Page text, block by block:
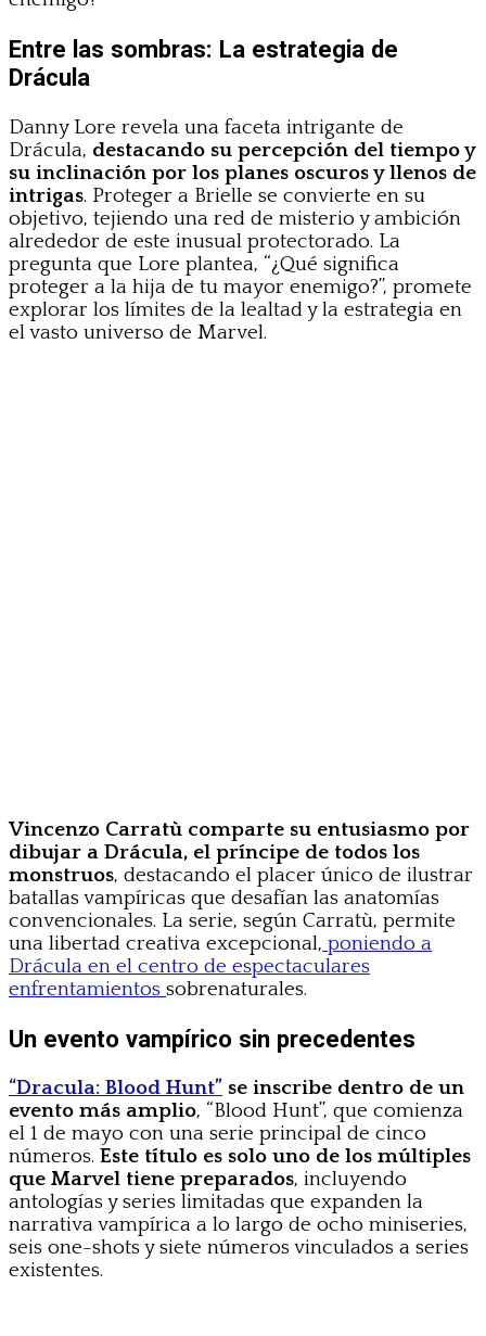
Entre las sombras: La estrategia de
Drácula
Danny Lore revela una faceta intrigante de
Drácula, destacando su percepción del tiempo y
su inclinación por los planes oscuros y llenos de
intrigas. Proteger a Brielle se convierte en su
objetivo, tejiendo una red de misterio y ambición
alrededor de este inusual protectorado. La
pregunta que Lore plantea, “¿Qué significa
proteger a la hija de tu mayor enemigo?”, promete
explorar los límites de la lealtad y la estrategia en
el vasto universo de Marvel.
Vincenzo Carratù comparte su entusiasmo por
dibujar a Drácula, el príncipe de todos los
monstruos, destacando el placer único de ilustrar
batallas vampíricas que desafían las anatomías
convencionales. La serie, según Carratù, permite
una libertad creativa excepcional, poniendo a
Drácula en el centro de espectaculares
enfrentamientos sobrenaturales.
Un evento vampírico sin precedentes
“Dracula: Blood Hunt” se inscribe dentro de un
evento más amplio, “Blood Hunt”, que comienza
el 1 de mayo con una serie principal de cinco
números. Este título es solo uno de los múltiples
que Marvel tiene preparados, incluyendo
antologías y series limitadas que expanden la
narrativa vampírica a lo largo de ocho miniseries,
seis one-shots y siete números vinculados a series
existentes.